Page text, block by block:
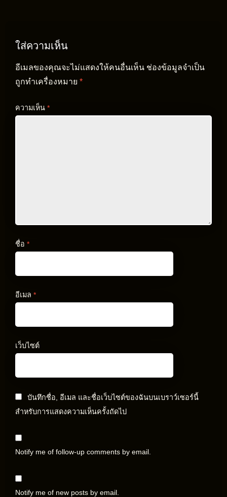
ใส่ความเห็น
อีเมลของคุณจะไม่แสดงให้คนอื่นเห็น ช่องข้อมูลจำเป็น
ถูกทำเครื่องหมาย *
ความเห็น *
ชื่อ *
อีเมล *
เว็บไซต์
บันทึกชื่อ, อีเมล และชื่อเว็บไซต์ของฉันบนเบราว์เซอร์นี้
สำหรับการแสดงความเห็นครั้งถัดไป
Notify me of follow-up comments by email.
Notify me of new posts by email.